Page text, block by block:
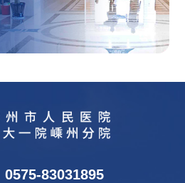
0575-83031895